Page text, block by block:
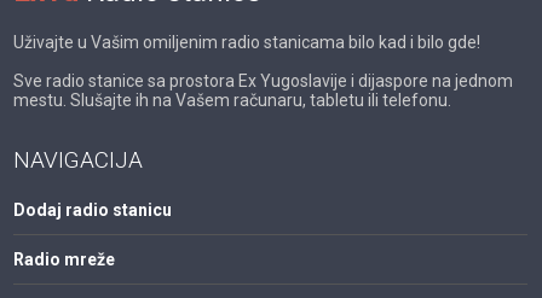
Uživajte u Vašim omiljenim radio stanicama bilo kad i bilo gde!
Sve radio stanice sa prostora Ex Yugoslavije i dijaspore na jednom
mestu. Slušajte ih na Vašem računaru, tabletu ili telefonu.
NAVIGACIJA
Dodaj radio stanicu
Radio mreže